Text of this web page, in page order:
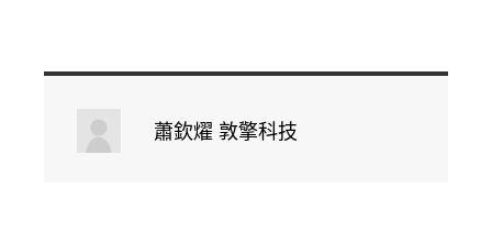
蕭欽燿 敦擎科技